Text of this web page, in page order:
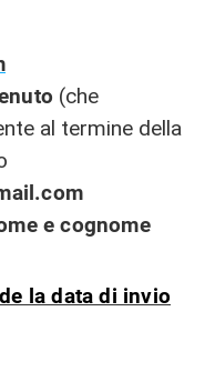
(che
al termine della
e cognome
la data di invio